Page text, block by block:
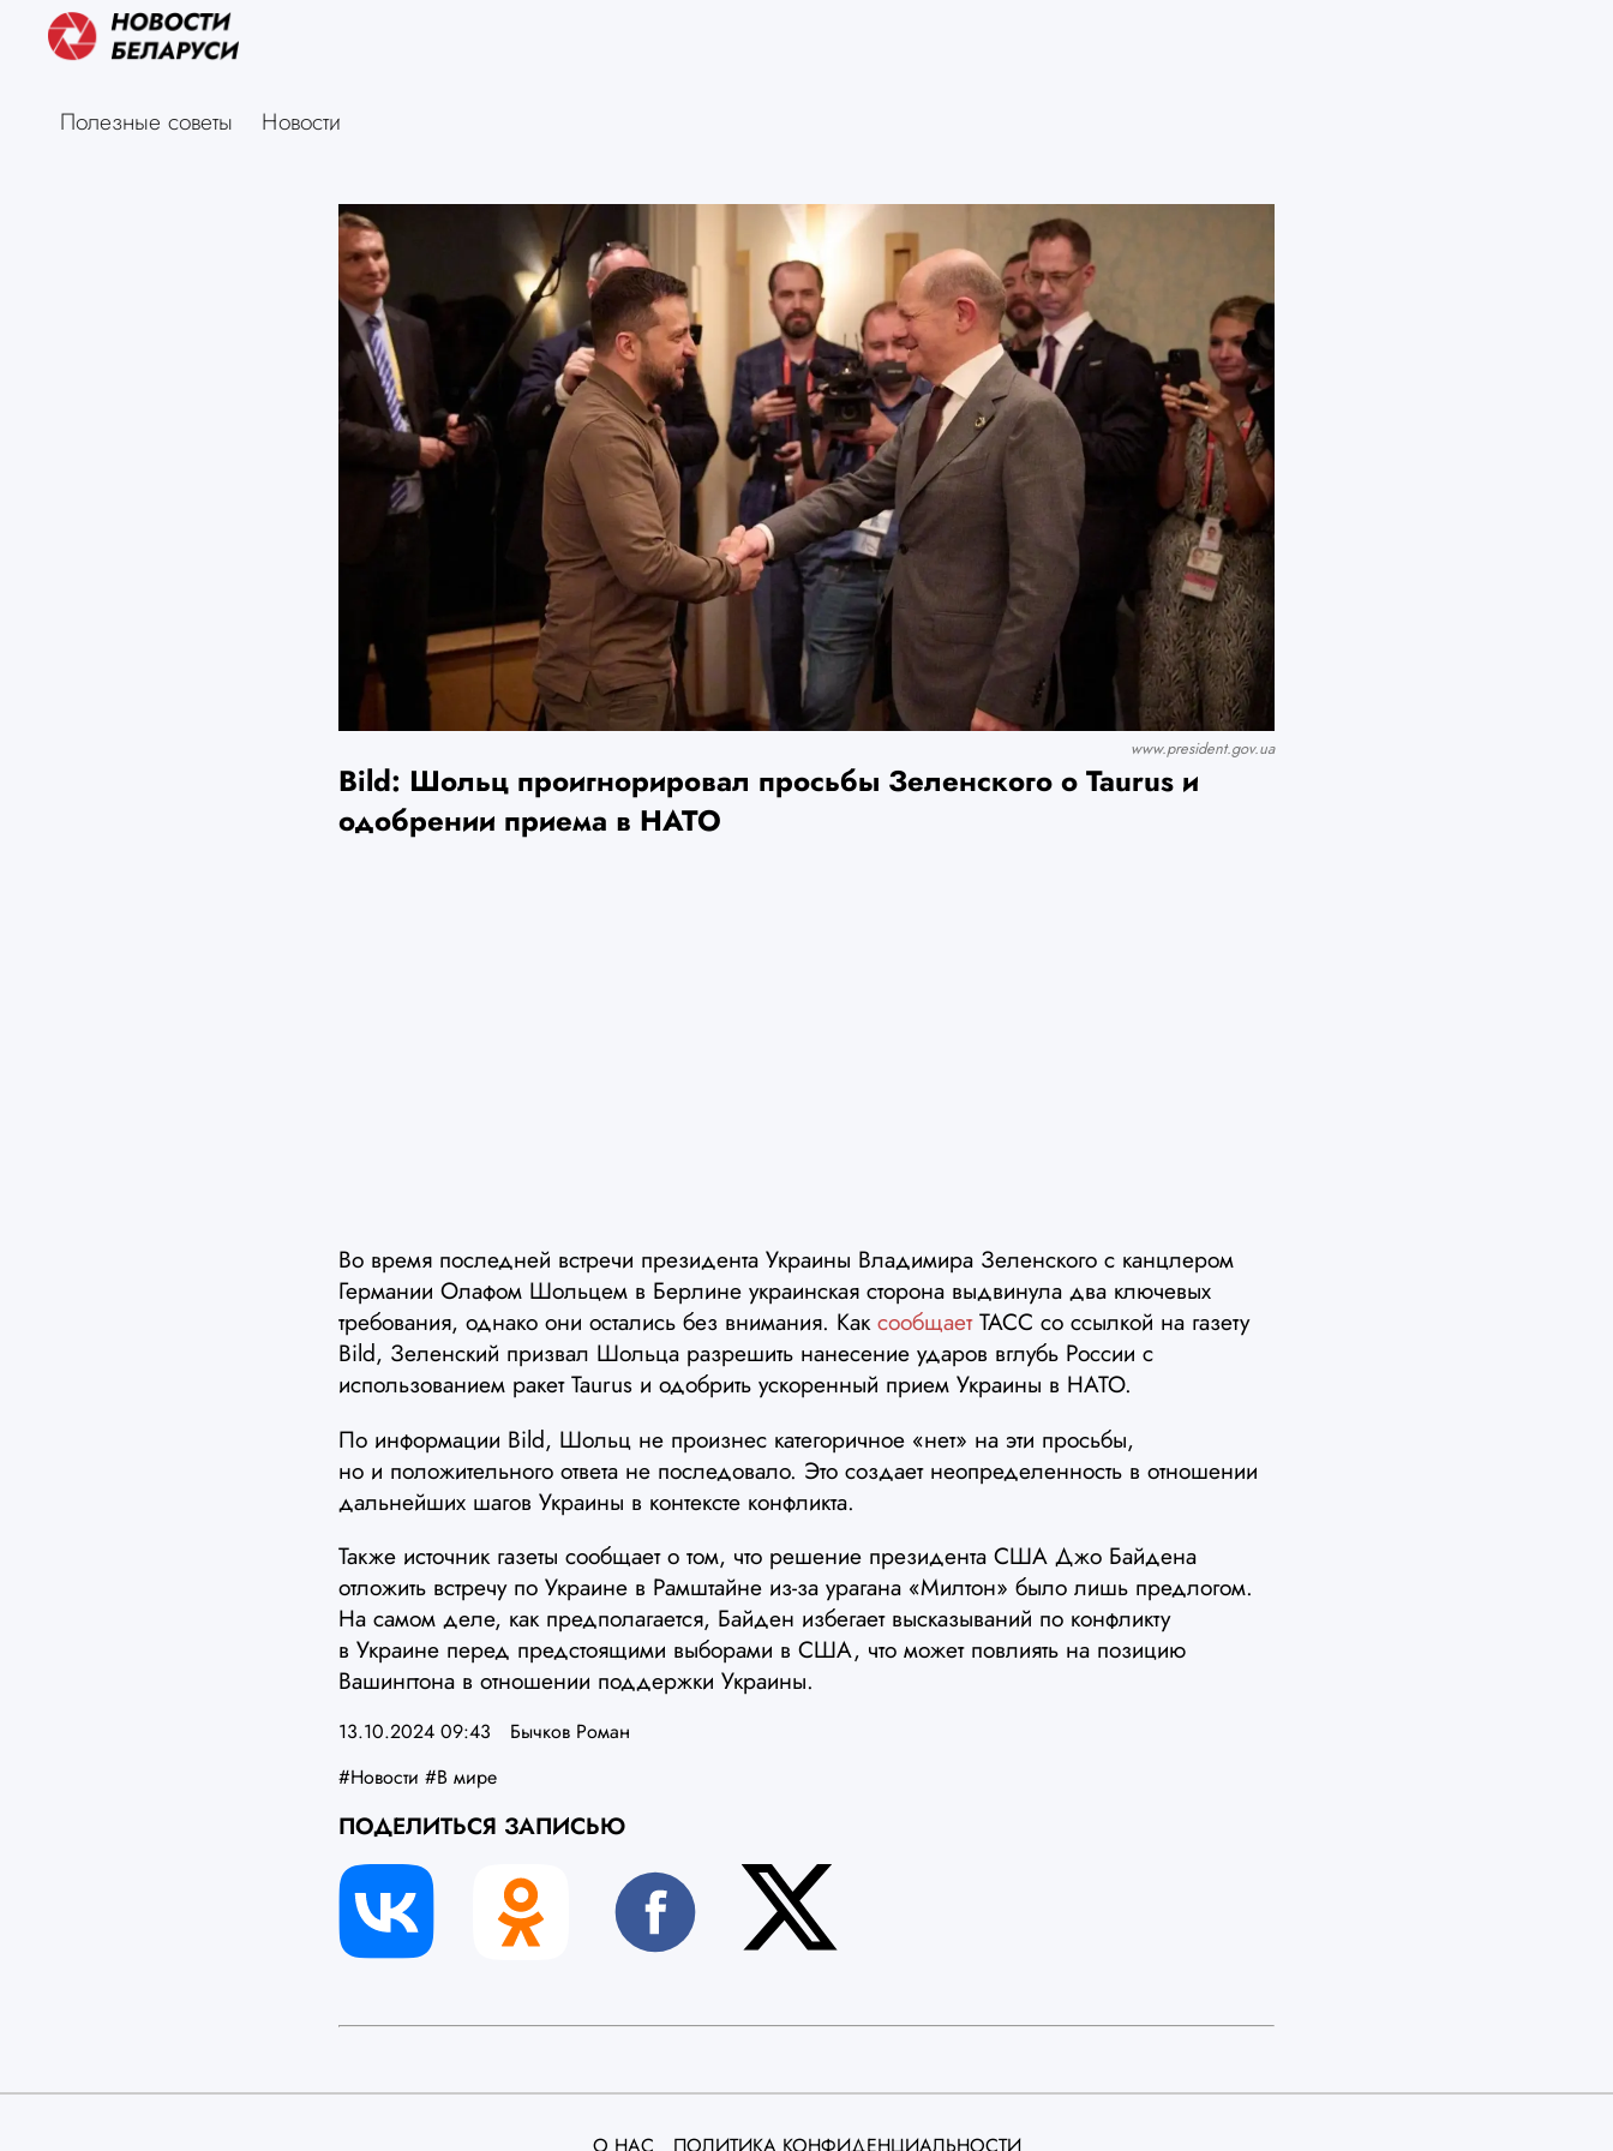
Полезные советы Новости
www.prеsidеnt.gоv.uа
Bild: Шольц проигнорировал просьбы Зеленского о Taurus и
одобрении приема в НАТО
Во время последней встречи президента Украины Владимира Зеленского с канцлером
Германии Олафом Шольцем в Берлине украинская сторона выдвинула два ключевых
требования, однако они остались без внимания. КаксообщаетТАСС со ссылкой на газету
Bild, Зеленский призвал Шольца разрешить нанесение ударов вглубь России с
использованием ракет Taurus и одобрить ускоренный прием Украины в НАТО.
По информации Bild, Шольц не произнес категоричное «нет» на эти просьбы,
но и положительного ответа не последовало. Это создает неопределенность в отношении
дальнейших шагов Украины в контексте конфликта.
Также источник газеты сообщает о том, что решение президента США Джо Байдена
отложить встречу по Украине в Рамштайне из-за урагана «Милтон» было лишь предлогом.
На самом деле, как предполагается, Байден избегает высказываний по конфликту
в Украине перед предстоящими выборами в США, что может повлиять на позицию
Вашингтона в отношении поддержки Украины.
13.10.2024 09:43
Бычков Роман
#Новости #В мире
ПОДЕЛИТЬСЯ ЗАПИСЬЮ
О НАС ПОЛИТИКА КОНФИДЕНЦИАЛЬНОСТИ